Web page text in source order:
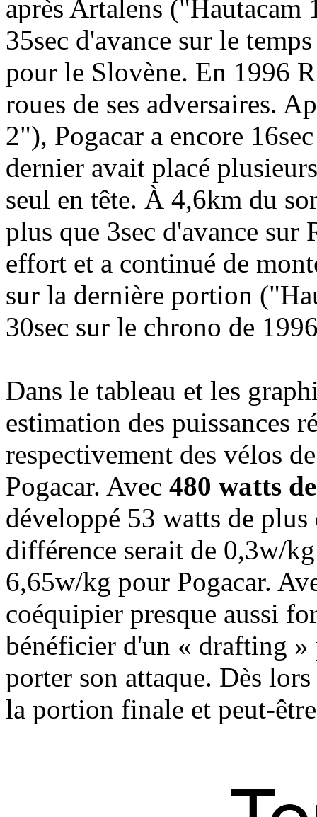
après Artalens ("Hautacam
35sec d'avance sur le
pour le Slovène. En 1996
roues de ses adversaires.
2"), Pogacar a encore
dernier avait placé
seul en tête. À 4,6km du
plus que 3sec d'avance
effort et a continué de
sur la dernière portion
30sec sur le chrono de
Dans le tableau et les
estimation des puissances
respectivement des vélos
Pogacar. Avec 480 watts
développé 53 watts de
différence serait de 0,3w/
6,65w/kg pour Pogacar.
coéquipier presque aussi
bénéficier d'un « drafting »
porter son attaque. Dès
la portion finale et peut-